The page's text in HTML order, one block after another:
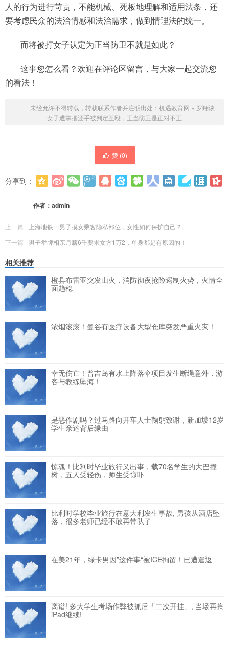
人的行为进行苛责，不能机械、死板地理解和适用法条，还
要考虑民众的法治情感和法治需求，做到情理法的统一。
而将被打女子认定为正当防卫不就是如此？
这事您怎么看？欢迎在评论区留言，与大家一起交流您
的看法！
未经允许不得转载，转载联系作者并注明出处： 机遇教育网 » 罗翔谈
女子遭掌掴还手被判定互殴，正当防卫是正对不正
赞 (0)
分享到：
作者： admin
上一篇
上海地铁一男子摸女乘客隐私部位，女性如何保护自己？
下一篇
男子举牌相亲月薪6千要求女方1万2，单身都是有原因的！
相关推荐
橙县布雷亚突发山火，消防彻夜抢险遏制火势，火情全
面趋稳
浓烟滚滚！曼谷有医疗设备大型仓库突发严重火灾！
幸无伤亡！普吉岛有水上降落伞项目发生断绳意外，游
客与教练坠海！
是恶作剧吗？过马路向开车人士鞠躬致谢，新加坡12岁
学生亲述背后缘由
惊魂！比利时毕业旅行又出事，载70名学生的大巴撞
树，五人受轻伤，师生受惊吓
比利时学校毕业旅行在意大利发生事故, 男孩从酒店坠
落，很多老师已经不敢再带队了
在美21年，绿卡男因”这件事“被ICE拘留！已遭遣返
离谱! 多大学生考场作弊被抓后「二次开挂」, 当场再掏
iPad继续!